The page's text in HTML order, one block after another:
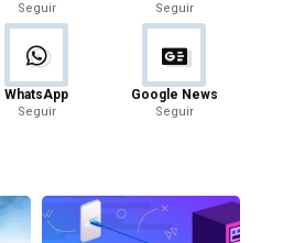
Seguir Seguir
WhatsApp
Seguir
Google News
Seguir